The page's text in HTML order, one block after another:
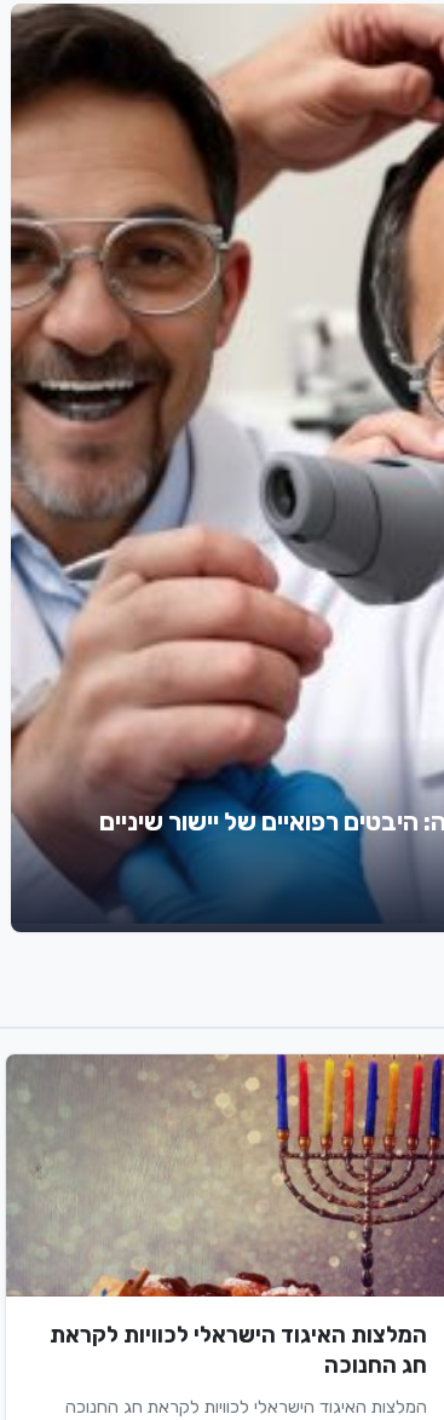
היבטים רפואיים של יישור שיניים
המלצות האיגוד הישראלי לכוויות לקראת
חג החנוכה
המלצות האיגוד הישראלי לכוויות לקראת חג החנוכה